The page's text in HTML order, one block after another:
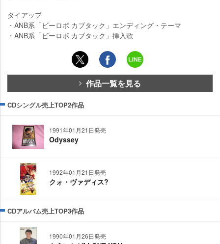
タイアップ
・ANB系「ビーロボ カブタック」エンディング・テーマ
・ANB系「ビーロボ カブタック」挿入歌
作品一覧を見る
CDシングル売上TOP2作品
1991年01月21日発売
Odyssey
1992年01月21日発売
クォ・ヴァディス?
CDアルバム売上TOP3作品
1990年01月26日発売